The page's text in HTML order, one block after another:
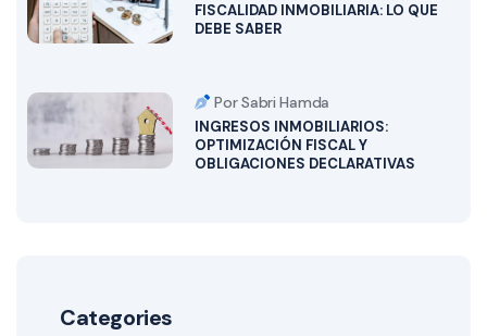
FISCALIDAD INMOBILIARIA: LO QUE
DEBE SABER
Por Sabri Hamda
INGRESOS INMOBILIARIOS:
OPTIMIZACIÓN FISCAL Y
OBLIGACIONES DECLARATIVAS
Categories